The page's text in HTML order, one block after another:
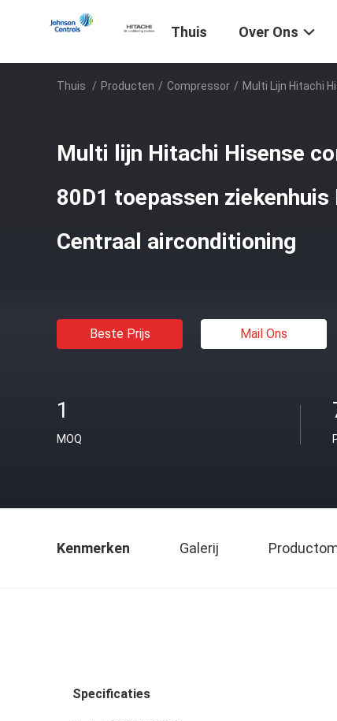
Thuis Over Ons
Thuis / Producten / Compressor / Multi Lijn Hitachi
Multi lijn Hitachi Hisense
80D1 toepassen ziekenhuis
Centraal airconditioning
Beste Prijs Mail Ons
1
MOQ
Kenmerken Galerij
Specificaties